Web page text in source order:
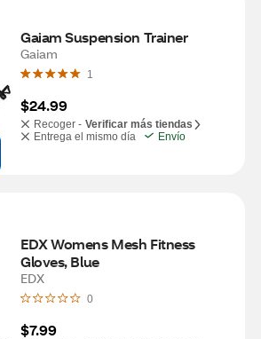
Gaiam Suspension Trainer
Gaiam
1
$24.99
Recoger - Verificar más tiendas
Entrega el mismo día
Envío
EDX Womens Mesh Fitness
Gloves, Blue
EDX
0
$7.99